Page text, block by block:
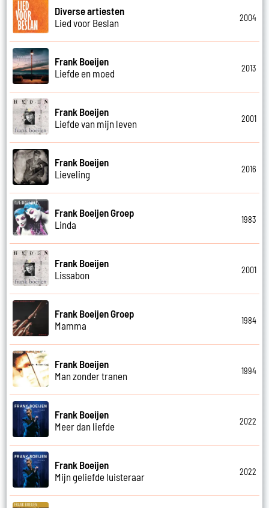
Diverse artiesten
Lied voor Beslan
2004
Frank Boeijen
Liefde en moed
2013
Frank Boeijen
Liefde van mijn leven
2001
Frank Boeijen
Lieveling
2016
Frank Boeijen Groep
Linda
1983
Frank Boeijen
Lissabon
2001
Frank Boeijen Groep
Mamma
1984
Frank Boeijen
Man zonder tranen
1994
Frank Boeijen
Meer dan liefde
2022
Frank Boeijen
Mijn geliefde luisteraar
2022